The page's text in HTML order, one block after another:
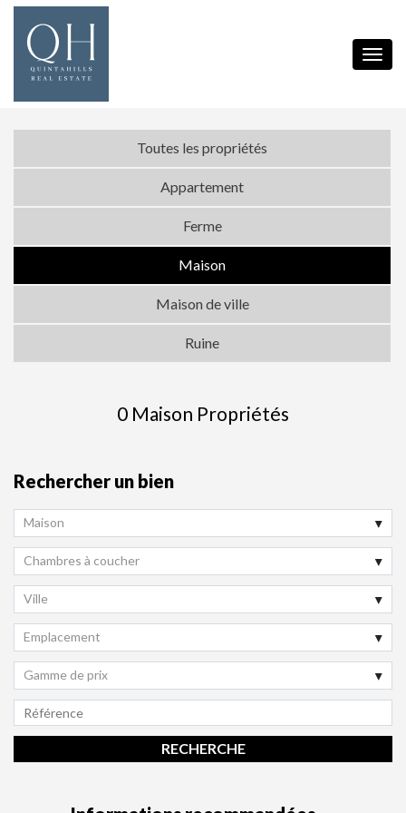
Toutes les propriétés
Appartement
Ferme
Maison
Maison de ville
Ruine
0 Maison Propriétés
Rechercher un bien
Maison
Chambres à coucher
Ville
Emplacement
Gamme de prix